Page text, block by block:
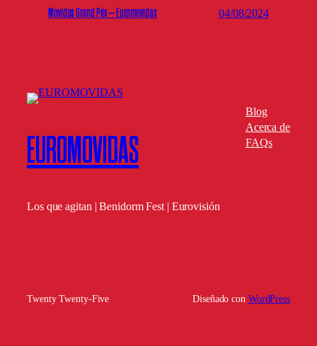
Movidas Grand Prix – Euromovidas 04/08/2024
EUROMOVIDAS
Los que agitan | Benidorm Fest | Eurovisión
Blog
Acerca de
FAQs
Twenty Twenty-Five Diseñado con WordPress